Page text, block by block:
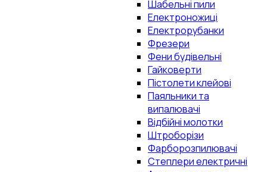
Шабельні пили
Електроножиці
Електрорубанки
Фрезери
Фени будівельні
Гайковерти
Пістолети клейові
Паяльники та
випалювачі
Відбійні молотки
Штроборізи
Фарборозпилювачі
Степлери електричні